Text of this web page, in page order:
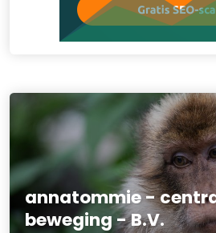
annatommie -
beweging - B.V.